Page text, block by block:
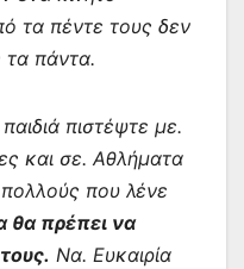
τα πέντε τους δεν
τα πάντα.
πιστέψτε με.
και σε. Αθλήματα
που λένε
θα πρέπει να
Να. Ευκαιρία